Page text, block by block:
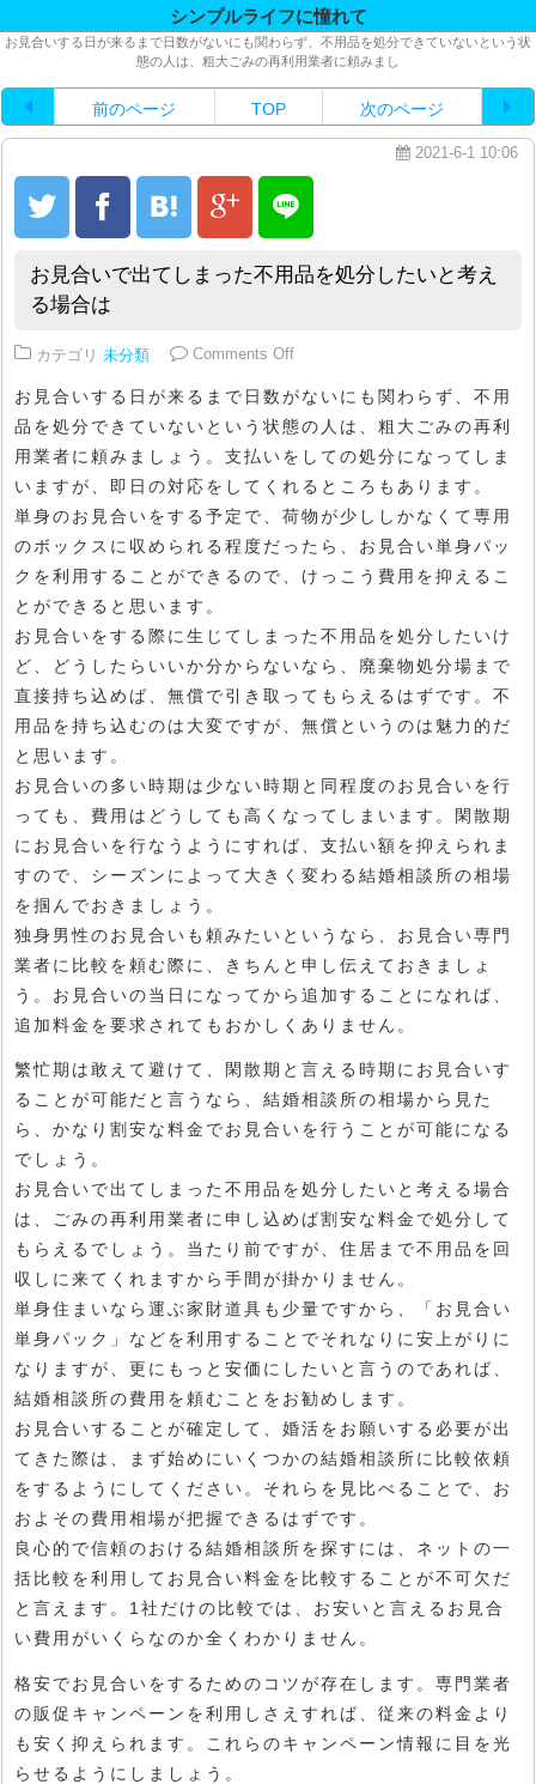
シンプルライフに憧れて
お見合いする日が来るまで日数がないにも関わらず、不用品を処分できていないという状
態の人は、粗大ごみの再利用業者に頼みまし
前のページ TOP 次のページ
2021-6-1 10:06
お見合いで出てしまった不用品を処分したいと考え
る場合は
カテゴリ 未分類 Comments Offon お見合いで出てしまった不用
お見合いする日が来るまで日数がないにも関わらず、不用
品を処分できていないという状態の人は、粗大ごみの再利
用業者に頼みましょう。支払いをしての処分になってしま
いますが、即日の対応をしてくれるところもあります。
単身のお見合いをする予定で、荷物が少ししかなくて専用
のボックスに収められる程度だったら、お見合い単身パッ
クを利用することができるので、けっこう費用を抑えるこ
とができると思います。
お見合いをする際に生じてしまった不用品を処分したいけ
ど、どうしたらいいか分からないなら、廃棄物処分場まで
直接持ち込めば、無償で引き取ってもらえるはずです。不
用品を持ち込むのは大変ですが、無償というのは魅力的だ
と思います。
お見合いの多い時期は少ない時期と同程度のお見合いを行
っても、費用はどうしても高くなってしまいます。閑散期
にお見合いを行なうようにすれば、支払い額を抑えられま
すので、シーズンによって大きく変わる結婚相談所の相場
を掴んでおきましょう。
独身男性のお見合いも頼みたいというなら、お見合い専門
業者に比較を頼む際に、きちんと申し伝えておきましょ
う。お見合いの当日になってから追加することになれば、
追加料金を要求されてもおかしくありません。
繁忙期は敢えて避けて、閑散期と言える時期にお見合いす
ることが可能だと言うなら、結婚相談所の相場から見た
ら、かなり割安な料金でお見合いを行うことが可能になる
でしょう。
お見合いで出てしまった不用品を処分したいと考える場合
は、ごみの再利用業者に申し込めば割安な料金で処分して
もらえるでしょう。当たり前ですが、住居まで不用品を回
収しに来てくれますから手間が掛かりません。
単身住まいなら運ぶ家財道具も少量ですから、「お見合い
単身パック」などを利用することでそれなりに安上がりに
なりますが、更にもっと安価にしたいと言うのであれば、
結婚相談所の費用を頼むことをお勧めします。
お見合いすることが確定して、婚活をお願いする必要が出
てきた際は、まず始めにいくつかの結婚相談所に比較依頼
をするようにしてください。それらを見比べることで、お
およその費用相場が把握できるはずです。
良心的で信頼のおける結婚相談所を探すには、ネットの一
括比較を利用してお見合い料金を比較することが不可欠だ
と言えます。1社だけの比較では、お安いと言えるお見合
い費用がいくらなのか全くわかりません。
格安でお見合いをするためのコツが存在します。専門業者
の販促キャンペーンを利用しさえすれば、従来の料金より
も安く抑えられます。これらのキャンペーン情報に目を光
らせるようにしましょう。